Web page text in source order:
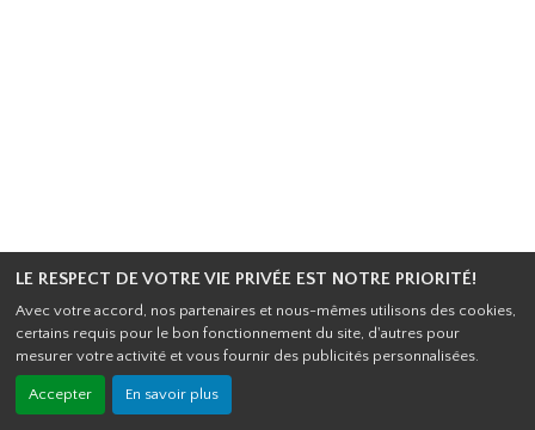
LE RESPECT DE VOTRE VIE PRIVÉE EST NOTRE PRIORITÉ!
Avec votre accord, nos partenaires et nous-mêmes utilisons des cookies,
certains requis pour le bon fonctionnement du site, d'autres pour
mesurer votre activité et vous fournir des publicités personnalisées.
Accepter En savoir plus